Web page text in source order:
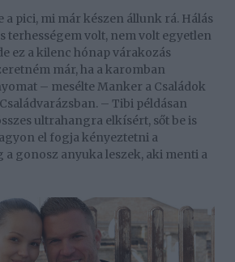
pici, mi már készen állunk rá. Hálás
terhességem volt, nem volt egyetlen
ez a kilenc hónap várakozás
már, ha a karomban
– mesélte Manker a Családok
– Tibi példásan
ultrahangra elkísért, sőt be is
el fogja kényeztetni a
a gonosz anyuka leszek, aki menti a